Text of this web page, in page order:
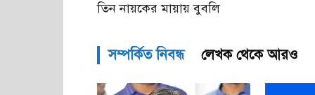
তিন নায়কের মায়ায় বুবলি
সম্পর্কিত নিবন্ধ লেখক থেকে আরও